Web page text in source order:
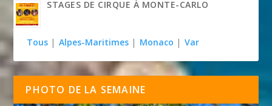
STAGES DE CIRQUE À MONTE-CARLO
Tous | Alpes-Maritimes | Monaco | Var
PHOTO DE LA SEMAINE